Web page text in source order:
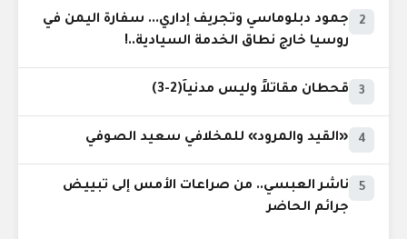
2
جمود دبلوماسي وتجريف إداري... سفارة اليمن في
روسيا خارج نطاق الخدمة السيادية..!
3 قحطان مقاتلاً وليس مدنياً(2-3)
4 «القيد والمرود» للمخلافي سعيد الصوفي
5
ناشر العبسي.. من صراعات الأمس إلى تبييض
جرائم الحاضر